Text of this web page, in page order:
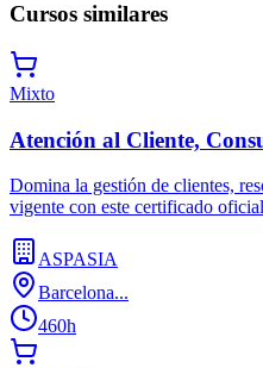
Cursos similares
Mixto
Atención al Cliente,
Domina la gestión de clientes,
vigente con este certificado
ASPASIA
Barcelona...
460h